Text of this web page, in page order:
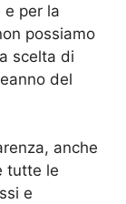
e per la
possiamo
scelta di
del
anche
tutte le
e